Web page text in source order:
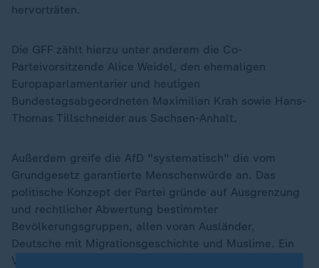
hervorträten.
Die GFF zählt hierzu unter anderem die Co-
Parteivorsitzende Alice Weidel, den ehemaligen
Europaparlamentarier und heutigen
Bundestagsabgeordneten Maximilian Krah sowie Hans-
Thomas Tillschneider aus Sachsen-Anhalt.
Außerdem greife die AfD "systematisch" die vom
Grundgesetz garantierte Menschenwürde an. Das
politische Konzept der Partei gründe auf Ausgrenzung
und rechtlicher Abwertung bestimmter
Bevölkerungsgruppen, allen voran Ausländer,
Deutsche mit Migrationsgeschichte und Muslime. Ein
Verbotsantrag gegen die AfD hätte, so Moini,